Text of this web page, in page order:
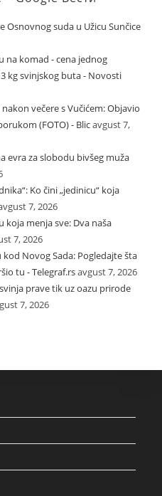
Osnovnog suda u Užicu Sunčice
na komad - cena jednog
kg svinjskog buta - Novosti
večere s Vučićem: Objavio
(FOTO) - Blicavgust 7,
evra za slobodu bivšeg muža
Ko čini „jedinicu“ koja
7, 2026
koja menja sve: Dva naša
7, 2026
Novog Sada: Pogledajte šta
tu - Telegraf.rsavgust 7, 2026
prave tik uz oazu prirode
7, 2026